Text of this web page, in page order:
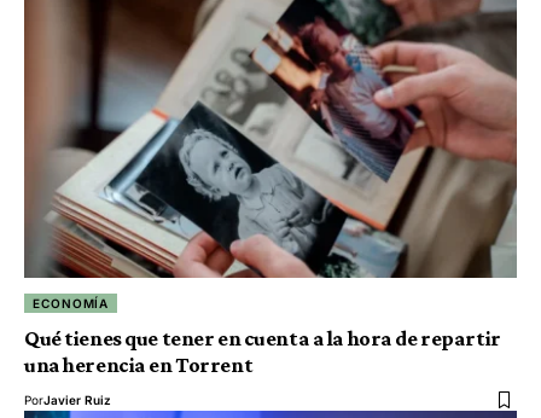
ECONOMÍA
Qué tienes que tener en cuenta a la hora de repartir
una herencia en Torrent
PorJavier Ruiz